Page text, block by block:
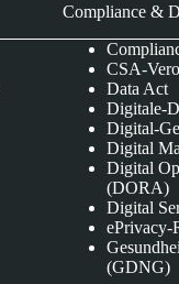
Compliance &
CSA-
Data Act
Digitale-
Digital-
Digital
Digital
(DORA)
Digital
ePrivacy-
(GDNG)